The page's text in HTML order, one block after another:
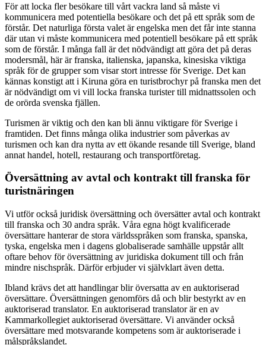
För att locka fler besökare till vårt vackra land så måste vi
kommunicera med potentiella besökare och det på ett språk som de
förstår. Det naturliga första valet är engelska men det får inte stanna
där utan vi måste kommunicera med potentiell besökare på ett språk
som de förstår. I många fall är det nödvändigt att göra det på deras
modersmål, här är franska, italienska, japanska, kinesiska viktiga
språk för de grupper som visar stort intresse för Sverige. Det kan
kännas konstigt att i Kiruna göra en turistbrochyr på franska men det
är nödvändigt om vi vill locka franska turister till midnattssolen och
de orörda svenska fjällen.
Turismen är viktig och den kan bli ännu viktigare för Sverige i
framtiden. Det finns många olika industrier som påverkas av
turismen och kan dra nytta av ett ökande resande till Sverige, bland
annat handel, hotell, restaurang och transportföretag.
Översättning av avtal och kontrakt till franska för
turistnäringen
Vi utför också juridisk översättning och översätter avtal och kontrakt
till franska och 30 andra språk. Våra egna högt kvalificerade
översättare hanterar de stora världsspråken som franska, spanska,
tyska, engelska men i dagens globaliserade samhälle uppstår allt
oftare behov för översättning av juridiska dokument till och från
mindre nischspråk. Därför erbjuder vi självklart även detta.
Ibland krävs det att handlingar blir översatta av en auktoriserad
översättare. Översättningen genomförs då och blir bestyrkt av en
auktoriserad translator. En auktoriserad translator är en av
Kammarkollegiet auktoriserad översättare. Vi använder också
översättare med motsvarande kompetens som är auktoriserade i
målspråkslandet.